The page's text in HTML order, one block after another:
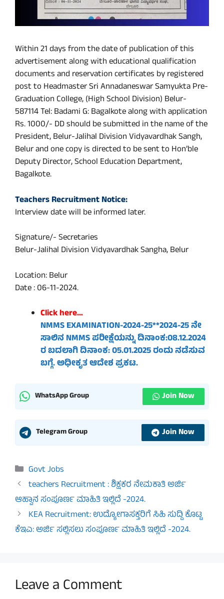
Within 21 days from the date of publication of this
advertisement along with educational qualification
documents and reservation certificates by registered
post to Headmaster Sri Annadaneswar Samyukta Pre-
Graduation College, (High School Division) Belur-
587114 Tel: Badami G: Bagalkote along with application
Rs. 1000/- DD should be submitted in the name of the
President, Belur-Jalihal Division Vidyavardhak Sangh,
Belur and one copy is directed to be sent to Hon’ble
Deputy Director, School Education Department,
Bagalkote.
Teachers Recruitment Notice:
Interview date will be informed later.
Signature/- Secretaries
Belur-Jalihal Division Vidyavardhak Sangha, Belur
Location: Belur
Date : 06-11-2024.
Click here…
NMMS EXAMINATION-2024-25**2024-25 ನೇ
ಸಾಲಿನ NMMS ಪರೀಕ್ಷೆಯನ್ನು ದಿನಾಂಕ:08.12.2024
ರ ಬದಲಾಗಿ ದಿನಾಂಕ: 05.01.2025 ರಂದು ನಡೆಸುವ
ಬಗ್ಗೆ. ಅಧೀಕೃತ ಆದೇಶ ಪ್ರಕಟ.
WhatsApp Group Join Now
Telegram Group Join Now
Categories
Govt Jobs
teachers Recruitment : ಶಿಕ್ಷಕರ ನೇಮಕಾತಿ ಅರ್ಜಿ
ಆಹ್ವಾನ ಸಂಪೂರ್ಣ ಮಾಹಿತಿ ಇಲ್ಲಿದೆ -2024.
KEA Recruitment: ಉದ್ಯೋಗಾಸಕ್ತರಿಗೆ ಸಿಹಿ ಸುದ್ದಿ ಕೊಟ್ಟ
ಕೆಇಎ: ಅರ್ಜಿ ಸಲ್ಲಿಸಲು ಸಂಪೂರ್ಣ ಮಾಹಿತಿ ಇಲ್ಲಿದೆ -2024.
Leave a Comment